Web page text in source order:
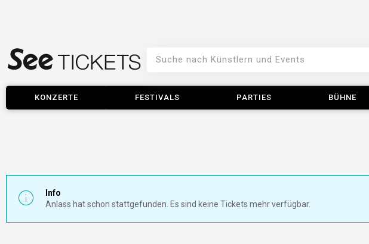
KONZERTE FESTIVALS PARTIES BÜHNE
Info
Anlass hat schon stattgefunden. Es sind keine Tickets mehr verfügbar.